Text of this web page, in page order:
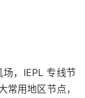
，IEPL 专线节
用地区节点，